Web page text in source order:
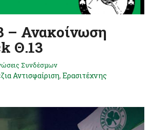
– Ανακοίνωση
Θ.13
Συνδέσμων
Αντισφαίριση, Ερασιτέχνης